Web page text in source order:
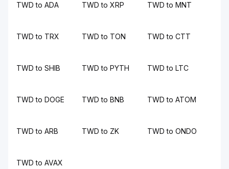
TWD to ADA TWD to XRP TWD to MNT
TWD to TRX TWD to TON TWD to CTT
TWD to SHIB TWD to PYTH TWD to LTC
TWD to DOGE TWD to BNB TWD to ATOM
TWD to ARB TWD to ZK TWD to ONDO
TWD to AVAX